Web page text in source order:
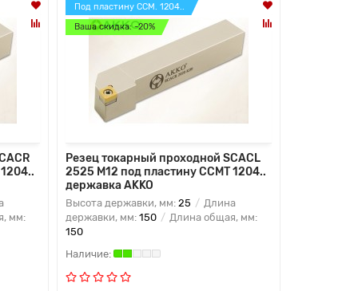
мм:
Под пластину CCM. 1204..
Ваша скидка: -20%
Резец токарный проходной SCACL
2525 M12 под пластину CCMT 1204..
державка AKKO
Высота державки, мм: 25
Длина
державки, мм: 150
Длина общая, мм:
150